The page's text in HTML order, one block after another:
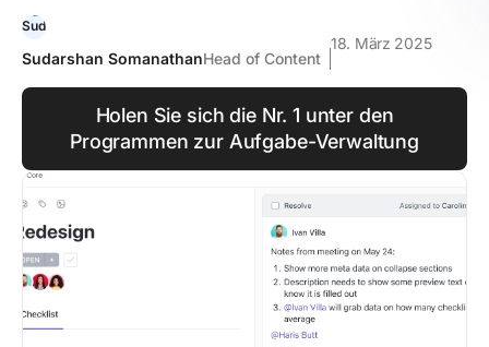
Sudarshan SomanathanHead of Content
18. März 2025
Holen Sie sich die Nr. 1 unter den
Programmen zur Aufgabe-Verwaltung